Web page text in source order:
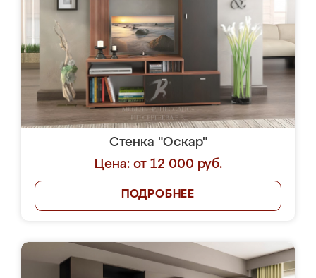
Стенка "Оскар"
Цена: от 12 000 руб.
ПОДРОБНЕЕ